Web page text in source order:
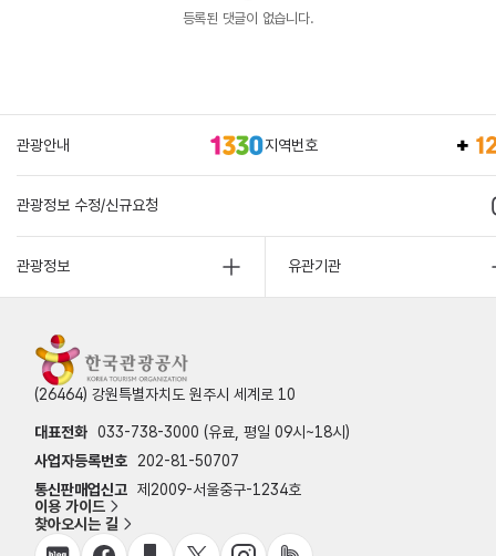
등록된 댓글이 없습니다.
관광안내 지역번호
관광정보 수정/신규요청
관광정보 유관기관
(26464) 강원특별자치도 원주시 세계로 10
대표전화 033-738-3000 (유료, 평일 09시~18시)
사업자등록번호
202-81-50707
통신판매업신고 제2009-서울중구-1234호
이용 가이드
찾아오시는 길